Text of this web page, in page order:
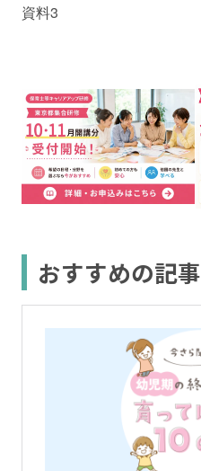
資料3
おすすめの記事